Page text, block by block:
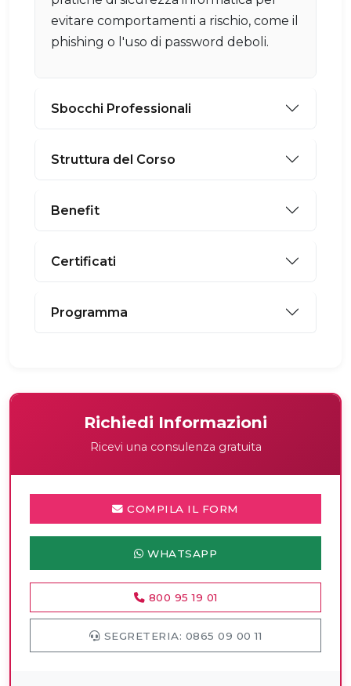
evitare comportamenti a rischio, come il
phishing o l'uso di password deboli.
Sbocchi Professionali
Struttura del Corso
Benefit
Certificati
Programma
Richiedi Informazioni
Ricevi una consulenza gratuita
COMPILA IL FORM
WHATSAPP
800 95 19 01
SEGRETERIA: 0865 09 00 11